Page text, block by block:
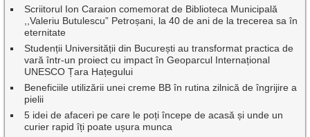
Scriitorul Ion Caraion comemorat de Biblioteca Municipală
,,Valeriu Butulescu” Petroșani, la 40 de ani de la trecerea sa în
eternitate
Studenții Universității din București au transformat practica de
vară într-un proiect cu impact în Geoparcul Internațional
UNESCO Țara Hațegului
Beneficiile utilizării unei creme BB în rutina zilnică de îngrijire a
pielii
5 idei de afaceri pe care le poți începe de acasă și unde un
curier rapid îți poate ușura munca